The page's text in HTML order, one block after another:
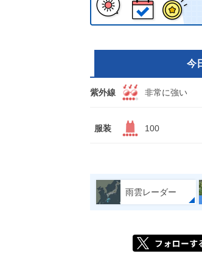
今
紫外線 非常に強い
服装 100
雨雲レーダー